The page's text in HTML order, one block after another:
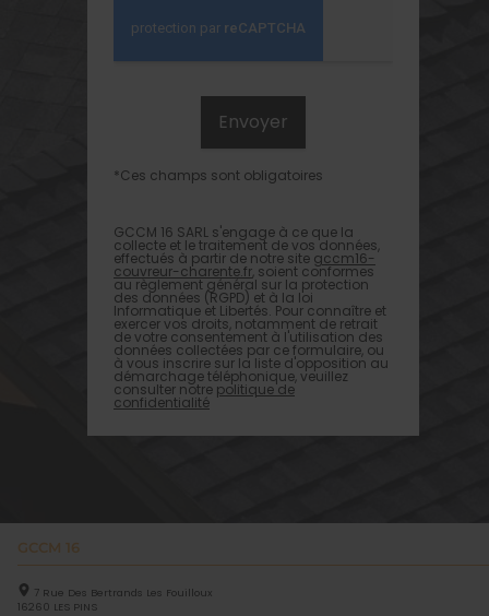
*Ces champs sont obligatoires
GCCM 16 SARL s'engage à ce que la
collecte et le traitement de vos données,
effectués à partir de notre site gccm16-
couvreur-charente.fr, soient conformes
au règlement général sur la protection
des données (RGPD) et à la loi
Informatique et Libertés. Pour connaître et
exercer vos droits, notamment de retrait
de votre consentement à l'utilisation des
données collectées par ce formulaire, ou
à vous inscrire sur la liste d'opposition au
démarchage téléphonique, veuillez
consulter notre politique de
confidentialité
GCCM 16
7 Rue Des Bertrands Les Fouilloux
16260 LES PINS